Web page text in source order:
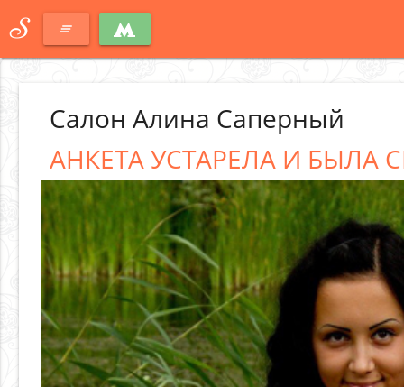
S clear_all
Салон Алина Саперный
АНКЕТА УСТАРЕЛА И БЫЛА